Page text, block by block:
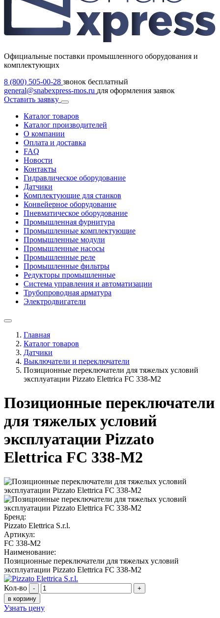
Официальные поставки промышленного оборудования и
комплектующих
8 (800) 505-00-28 звонок бесплатный
general@snabexpress-mos.ru для оформления заявок
Оставить заявку
Каталог товаров
Каталог производителей
О компании
Оплата и доставка
FAQ
Новости
Контакты
Гидравлическое оборудование
Датчики
Комплектующие для станков
Конвейерное оборудование
Пневматическое оборудование
Промышленная фурнитура
Промышленные комплектующие
Промышленные модули
Промышленные насосы
Промышленные реле
Промышленные фильтры
Редукторы промышленные
Система управления и автоматизации
Трубопроводная арматура
Электродвигатели
Главная
Каталог товаров
Датчики
Выключатели и переключатели
Позиционные переключатели для тяжелых условий
эксплуатации Pizzato Elettrica FC 338-M2
Позиционные переключатели
для тяжелых условий
эксплуатации Pizzato
Elettrica FC 338-M2
Бренд:
Pizzato Elettrica S.r.l.
Артикул:
FC 338-M2
Наименование:
Позиционные переключатели для тяжелых условий
эксплуатации Pizzato Elettrica FC 338-M2
Кол-во -
+
в корзину
Узнать цену